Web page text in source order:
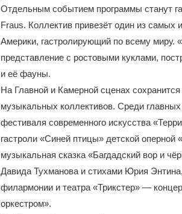
Отдельным событием программы станут
Fraus. Коллектив привезёт один из самых
Америки, гастролирующий по всему
представление с ростовыми куклами,
и её фауны.
На Главной и Камерной сценах
музыкальных коллективов. Среди
фестиваля современного искусства
гастроли «Синей птицы» детской оперной
музыкальная сказка «Багдадский вор и
Давида Тухманова и стихами Юрия
филармонии и театра «Трикстер» —
оркестром».